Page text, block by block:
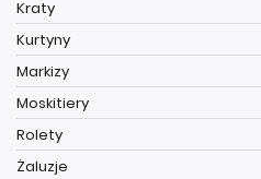
Kraty
Kurtyny
Markizy
Moskitiery
Rolety
Żaluzje